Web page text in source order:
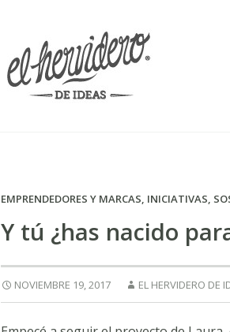
EMPRENDEDORES Y MARCAS, INICIATIVAS,
Y tú ¿has nacido
NOVIEMBRE 19, 2017 EL HERVIDERO DE